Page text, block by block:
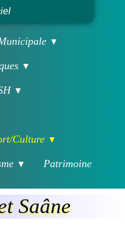
▼
▼
▼
Culture ▼
▼ Patrimoine
Saâne